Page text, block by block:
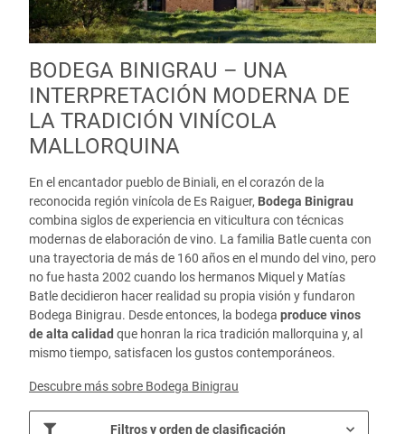
BODEGA BINIGRAU – UNA
INTERPRETACIÓN MODERNA DE
LA TRADICIÓN VINÍCOLA
MALLORQUINA
En el encantador pueblo de Biniali, en el corazón de la
reconocida región vinícola de Es Raiguer, Bodega Binigrau
combina siglos de experiencia en viticultura con técnicas
modernas de elaboración de vino. La familia Batle cuenta con
una trayectoria de más de 160 años en el mundo del vino, pero
no fue hasta 2002 cuando los hermanos Miquel y Matías
Batle decidieron hacer realidad su propia visión y fundaron
Bodega Binigrau. Desde entonces, la bodega produce vinos
de alta calidad que honran la rica tradición mallorquina y, al
mismo tiempo, satisfacen los gustos contemporáneos.
Descubre más sobre Bodega Binigrau
Filtros y orden de clasificación